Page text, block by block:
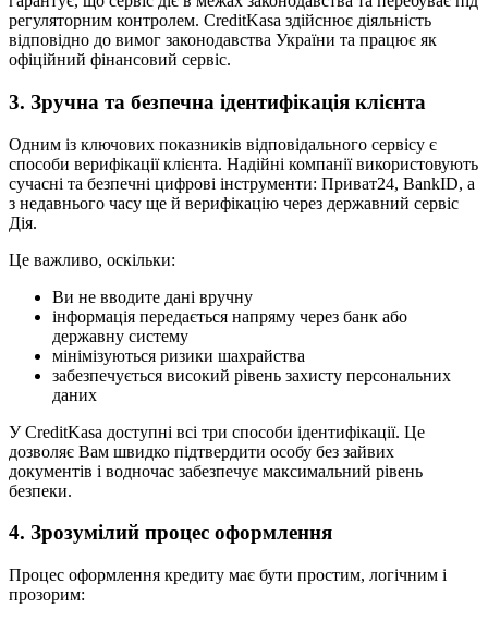
регуляторним контролем. CreditKasa здійснює діяльність
відповідно до вимог законодавства України та працює як
офіційний фінансовий сервіс.
3. Зручна та безпечна ідентифікація клієнта
Одним із ключових показників відповідального сервісу є
способи верифікації клієнта. Надійні компанії використовують
сучасні та безпечні цифрові інструменти: Приват24, BankID, а
з недавнього часу ще й верифікацію через державний сервіс
Дія.
Це важливо, оскільки:
Ви не вводите дані вручну
інформація передається напряму через банк або
державну систему
мінімізуються ризики шахрайства
забезпечується високий рівень захисту персональних
даних
У CreditKasa доступні всі три способи ідентифікації. Це
дозволяє Вам швидко підтвердити особу без зайвих
документів і водночас забезпечує максимальний рівень
безпеки.
4. Зрозумілий процес оформлення
Процес оформлення кредиту має бути простим, логічним і
прозорим: